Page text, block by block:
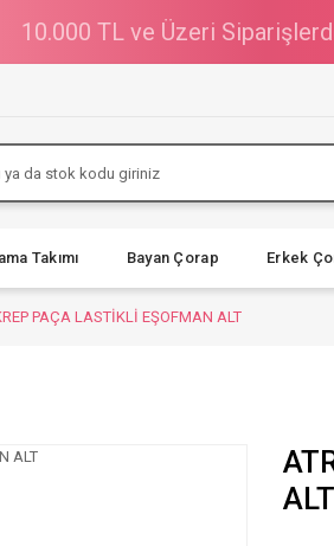
10.000 TL ve Üzeri
Takımı Bayan Çorap Erkek
PAÇA LASTİKLİ EŞOFMAN ALT
ALT